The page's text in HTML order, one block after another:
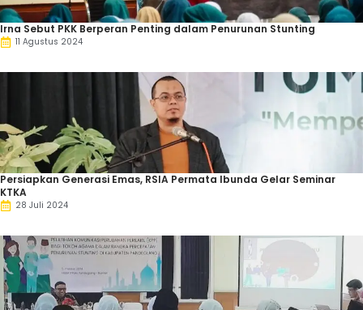
Irna Sebut PKK Berperan Penting dalam Penurunan Stunting
11 Agustus 2024
Persiapkan Generasi Emas, RSIA Permata Ibunda Gelar Seminar
KTKA
28 Juli 2024